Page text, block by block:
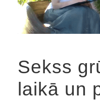
Sekss
laikā un